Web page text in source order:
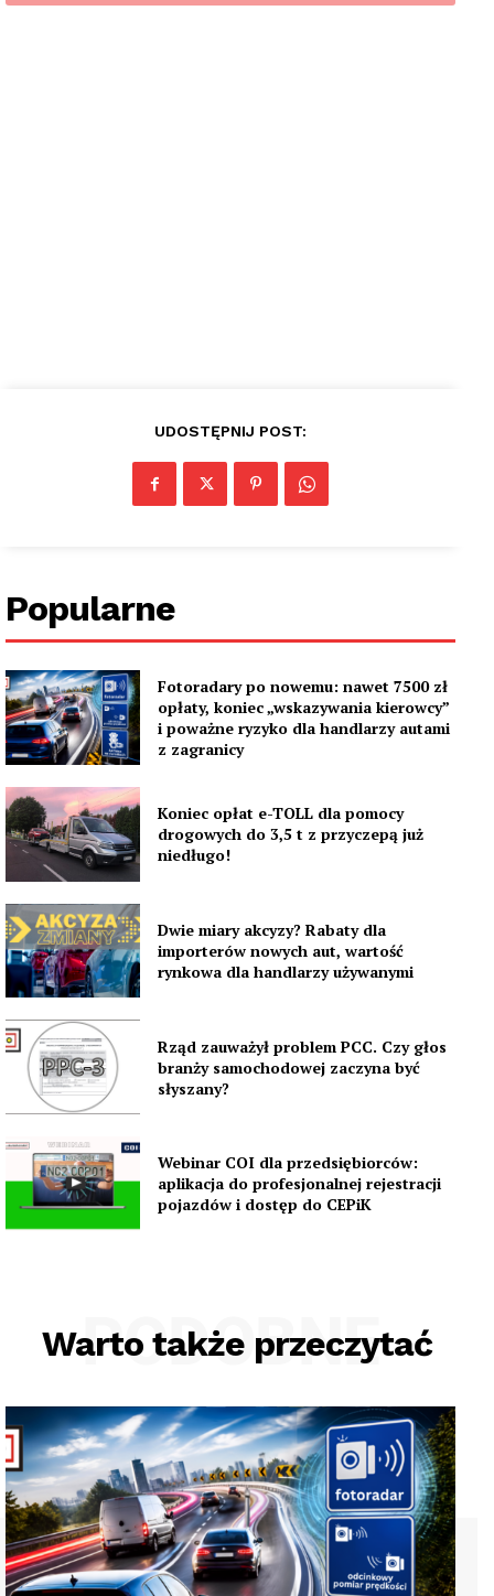
UDOSTĘPNIJ POST:
Popularne
Fotoradary po nowemu: nawet 7500 zł
opłaty, koniec „wskazywania kierowcy”
i poważne ryzyko dla handlarzy autami
z zagranicy
Koniec opłat e-TOLL dla pomocy
drogowych do 3,5 t z przyczepą już
niedługo!
Dwie miary akcyzy? Rabaty dla
importerów nowych aut, wartość
rynkowa dla handlarzy używanymi
Rząd zauważył problem PCC. Czy głos
branży samochodowej zaczyna być
słyszany?
Webinar COI dla przedsiębiorców:
aplikacja do profesjonalnej rejestracji
pojazdów i dostęp do CEPiK
Warto także przeczytać
PODOBNE